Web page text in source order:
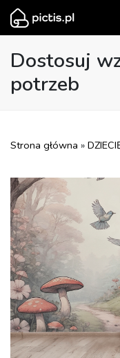
Dostosuj
potrzeb
Strona główna »